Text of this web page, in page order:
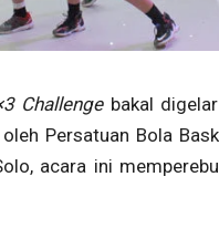
Challengebakal
Persatuan Bola
acara ini